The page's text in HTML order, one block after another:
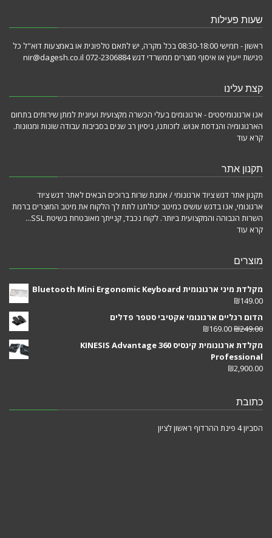
שעות פעילות
ראשון - חמישי 08:30-18:00 בכל מקרה, יש לתאם טלפונית או באמצעות דוא"ל כל
פגישת ייעוץ או איסוף מוצרים ממשרדי דגש 072-2306884 nir@dagesh.co.il
קצת עלינו
אנו ארגונומיסטים - ארגונומים בעלי הכשרה מקצועית ועיונית למתן שירותים בתחום
הארגונומיה והנדסת אנוש. לזכותנו, ניסיון רב שנים בסביבות עבודה שונות ומגוונות.
קרא עוד
תקנון אתר
תקנון אתר דגש ציוד ארגונומי / אמנת שרות ברוכים הבאים לאתר דגש ציוד
ארגונומי, אנו בדגש עושים כמיטב יכולתנו לתת לך הלקוח את מיטב המוצרים ברמת
השרות הגבוהה והמקצועית ביותר. לקוח נכבד, קנייתך מאובטחת בשיטת SSL...
קרא עוד
מוצרים
מקלדת מיני ארגונומית Bluetooth Mini Ergonomic Keyboard
₪149.00
הדום רגליים ארגונומי אקטיבי סטפר פדלים
₪249.00
₪169.00
מקלדת ארגונומית קינסיס KINESIS Advantage 360
Professional
₪2,900.00
כתובת
הסביון 4 פינת ההרדוף ראשון לציון